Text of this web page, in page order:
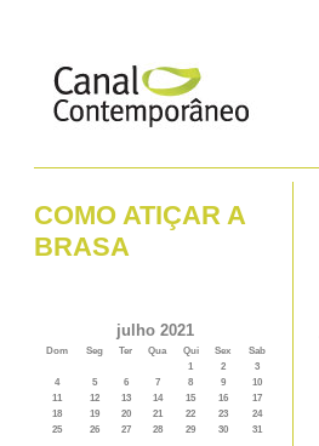
COMO ATIÇAR A
BRASA
julho 2021
Dom Seg Ter Qua Qui Sex
Sab
1
2
3
4
5 6 7 8 9
10
11
12 13 14 15 16
17
18
19 20 21 22 23
24
25
26 27 28 29 30 31